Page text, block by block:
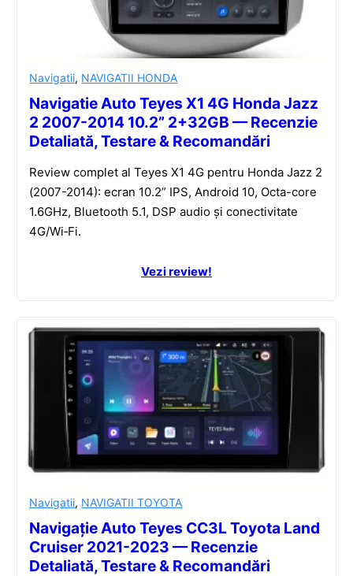
Navigatii, NAVIGATII HONDA
Navigatie Auto Teyes X1 4G Honda Jazz
2 2007-2014 10.2” 2+32GB — Recenzie
Detaliată, Testare & Recomandări
Review complet al Teyes X1 4G pentru Honda Jazz 2
(2007-2014): ecran 10.2” IPS, Android 10, Octa-core
1.6GHz, Bluetooth 5.1, DSP audio și conectivitate
4G/Wi‑Fi.
Vezi review!
Navigatii, NAVIGATII TOYOTA
Navigație Auto Teyes CC3L Toyota Land
Cruiser 2021-2023 — Recenzie
Detaliată, Testare & Recomandări